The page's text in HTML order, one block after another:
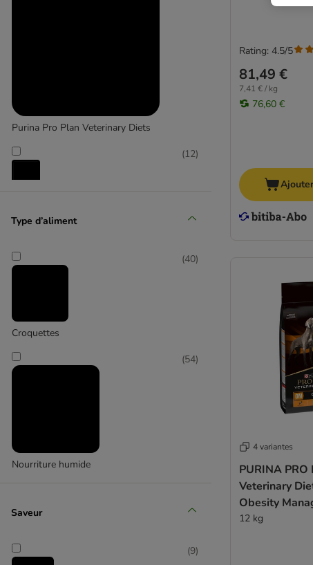
Purina Pro Plan Veterinary Diets
(12)
Type d’aliment
Croquettes
(40)
Nourriture humide
(54)
Saveur
(9)
81,49 €
7,41 € / kg
76,60 €
Rating: 4.5/5
4 variantes
PURINA PRO
Veterinary
Obesity
12 kg